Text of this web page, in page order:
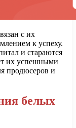
с их
к успеху.
и стараются
их успешными
продюсеров и
белых